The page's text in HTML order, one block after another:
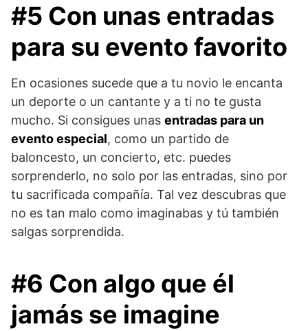
#5 Con unas entradas
para su evento favorito
En ocasiones sucede que a tu novio le encanta
un deporte o un cantante y a ti no te gusta
mucho. Si consigues unas entradas para un
evento especial, como un partido de
baloncesto, un concierto, etc. puedes
sorprenderlo, no solo por las entradas, sino por
tu sacrificada compañía. Tal vez descubras que
no es tan malo como imaginabas y tú también
salgas sorprendida.
#6 Con algo que él
jamás se imagine